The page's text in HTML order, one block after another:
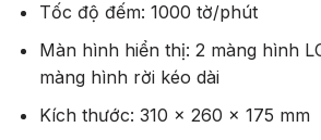
Tốc độ đếm: 1000 tờ/phút
Màn hình hiển thị: 2 màng hình
màng hình rời kéo dài
Kích thước: 310 x 260 x 175 mm